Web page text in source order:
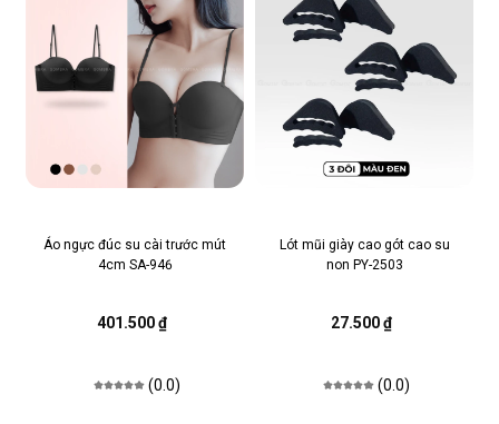
Áo ngực đúc su cài trước mút
4cm SA-946
401.500 ₫
(0.0)
Lót mũi giày cao gót cao su
non PY-2503
27.500 ₫
(0.0)